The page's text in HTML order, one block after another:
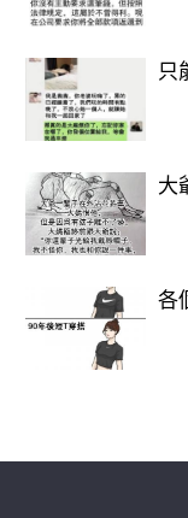
這些組合不
而是需要更
巧。
婚姻走不走
處理問題的
只
大
各